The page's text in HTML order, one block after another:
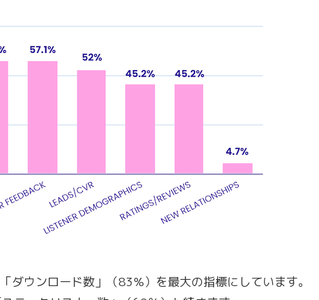
ダウンロード数」（83%）を最大の指標にしています。